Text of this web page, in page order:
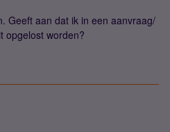
Geeft aan dat ik in een aanvraag/
opgelost worden?